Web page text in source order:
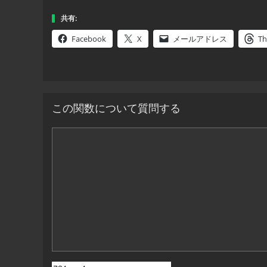
共有:
Facebook X メールアドレス
この関数について質問する